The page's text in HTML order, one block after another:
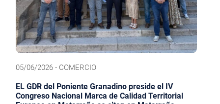
05/06/2026 - COMERCIO
EL GDR del Poniente Granadino preside el IV
Congreso Nacional Marca de Calidad Territorial